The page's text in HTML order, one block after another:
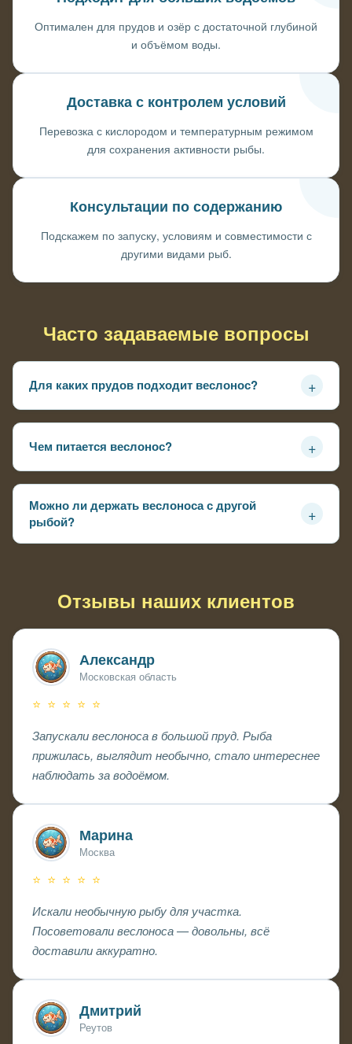
Оптимален для прудов и озёр с достаточной глубиной
и объёмом воды.
Доставка с контролем условий
Перевозка с кислородом и температурным режимом
для сохранения активности рыбы.
Консультации по содержанию
Подскажем по запуску, условиям и совместимости с
другими видами рыб.
Часто задаваемые вопросы
Для каких прудов подходит веслонос? +
Чем питается веслонос? +
Можно ли держать веслоноса с другой
рыбой?
+
Отзывы наших клиентов
Александр
Московская область
⭐ ⭐ ⭐ ⭐ ⭐
Запускали веслоноса в большой пруд. Рыба
прижилась, выглядит необычно, стало интереснее
наблюдать за водоёмом.
Марина
Москва
⭐ ⭐ ⭐ ⭐ ⭐
Искали необычную рыбу для участка.
Посоветовали веслоноса — довольны, всё
доставили аккуратно.
Дмитрий
Реутов